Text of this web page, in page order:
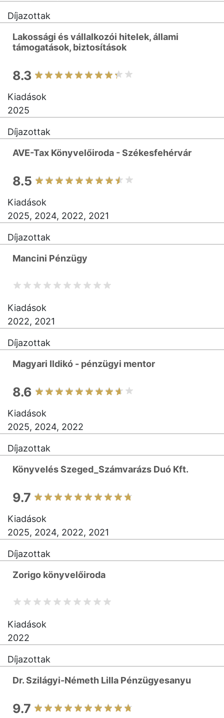
Díjazottak
Lakossági és vállalkozói hitelek, állami
támogatások, biztosítások
8.3
Kiadások
2025
Díjazottak
AVE-Tax Könyvelőiroda - Székesfehérvár
8.5
Kiadások
2025, 2024, 2022, 2021
Díjazottak
Mancini Pénzügy
Kiadások
2022, 2021
Díjazottak
Magyari Ildikó - pénzügyi mentor
8.6
Kiadások
2025, 2024, 2022
Díjazottak
Könyvelés Szeged_Számvarázs Duó Kft.
9.7
Kiadások
2025, 2024, 2022, 2021
Díjazottak
Zorigo könyvelőiroda
Kiadások
2022
Díjazottak
Dr. Szilágyi-Németh Lilla Pénzügyesanyu
9.7